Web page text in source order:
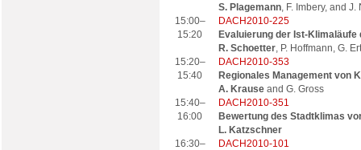
S. Plagemann , F. Imbery, and
15:00–
15:20
DACH2010-225
Evaluierung der Ist-Klimaläufe
R. Schoetter , P. Hoffmann, G.
15:20–
15:40
DACH2010-353
Regionales Management von
A. Krause and G. Gross
15:40–
16:00
DACH2010-351
Bewertung des Stadtklimas
L. Katzschner
16:30–
DACH2010-101